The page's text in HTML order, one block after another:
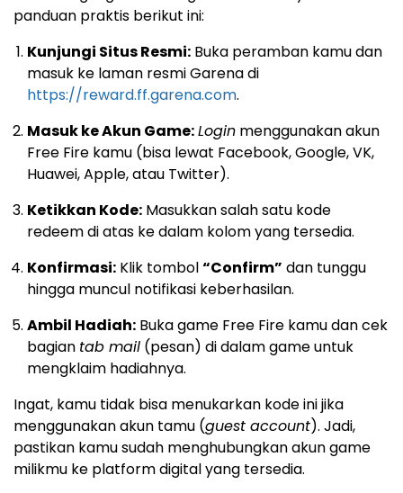
panduan praktis berikut ini:
Kunjungi Situs Resmi: Buka peramban kamu dan
masuk ke laman resmi Garena di
https://reward.ff.garena.com.
Masuk ke Akun Game:Login menggunakan akun
Free Fire kamu (bisa lewat Facebook, Google, VK,
Huawei, Apple, atau Twitter).
Ketikkan Kode: Masukkan salah satu kode
redeem di atas ke dalam kolom yang tersedia.
Konfirmasi: Klik tombol“Confirm” dan tunggu
hingga muncul notifikasi keberhasilan.
Ambil Hadiah: Buka game Free Fire kamu dan cek
bagian tab mail (pesan) di dalam game untuk
mengklaim hadiahnya.
Ingat, kamu tidak bisa menukarkan kode ini jika
menggunakan akun tamu (guest account). Jadi,
pastikan kamu sudah menghubungkan akun game
milikmu ke platform digital yang tersedia.